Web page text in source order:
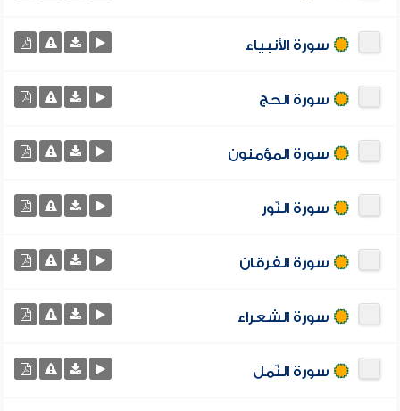
سورة الأنبياء
سورة الحج
سورة المؤمنون
سورة النّور
سورة الفرقان
سورة الشعراء
سورة النّمل